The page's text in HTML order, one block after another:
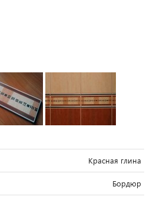
Красная глина
Бордюр